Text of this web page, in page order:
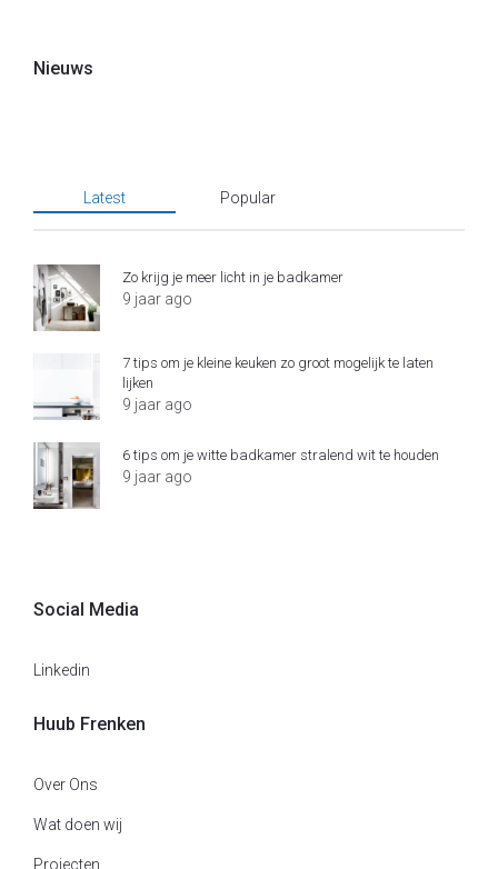
Nieuws
Latest Popular
Zo krijg je meer licht in je badkamer
9 jaar ago
7 tips om je kleine keuken zo groot mogelijk te laten
lijken
9 jaar ago
6 tips om je witte badkamer stralend wit te houden
9 jaar ago
Social Media
Linkedin
Huub Frenken
Over Ons
Wat doen wij
Projecten